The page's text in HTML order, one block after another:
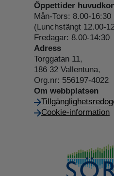
Öppettider
Mån-Tors: 8.00-16:30
(Lunchstängt 12.00-
Fredagar: 8.00-14:30
Adress
Torggatan 11,
186 32 Vallentuna,
Org.nr: 556197-4022
Om webbplatsen
Cookie-information